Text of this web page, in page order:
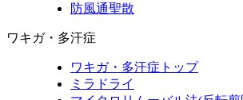
防風通聖散
ワキガ・多汗症
ワキガ・多汗症トップ
ミラドライ